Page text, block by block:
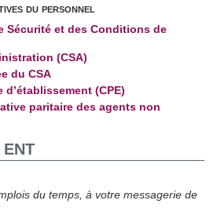
du personnel
Sécurité et des Conditions de
(CSA)
du CSA
(CPE)
paritaire des agents non
du temps, à votre messagerie de